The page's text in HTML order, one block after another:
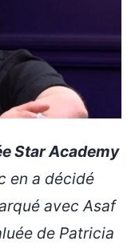
Star Academy
en a décidé
avec Asaf
de Patricia